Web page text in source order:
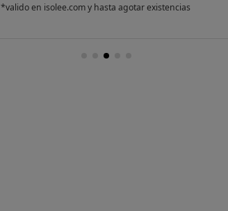
*valido en isolee.com y hasta agotar existencias